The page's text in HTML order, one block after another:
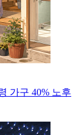
가구 40% 노후